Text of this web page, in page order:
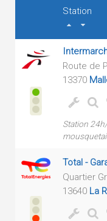
Station
Route de
13370
Station
Total -
Quartier
13640 La